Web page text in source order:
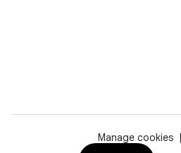
Manage cookies